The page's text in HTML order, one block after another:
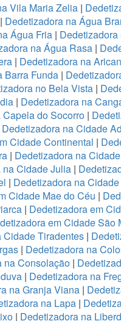
Vila Maria Zelia |
| Dedetizadora na Água
Água Fria| Dedetizadora
na Água Rasa |
| Dedetizadora na
Barra Funda |
no Bela Vista|
| Dedetizadora na
do Socorro |
Dedetizadora na Cidade
Cidade Continental |
| Dedetizadora na
na Cidade Julia |
| Dedetizadora na
Cidade Mae do Céu |
| Dedetizadora em
em Cidade São
Cidade Tiradentes |
| Dedetizadora na
na Consolação |
| Dedetizadora na
na Granja Viana |
na Lapa|
| Dedetizadora na